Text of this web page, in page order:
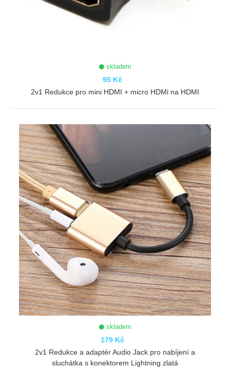
skladem
95 Kč
ZOBRAZIT
2v1 Redukce pro mini HDMI + micro HDMi na HDMI
skladem
179 Kč
2v1 Redukce a adaptér Audio Jack pro nabíjení a
sluchátka s konektorem Lightning zlatá